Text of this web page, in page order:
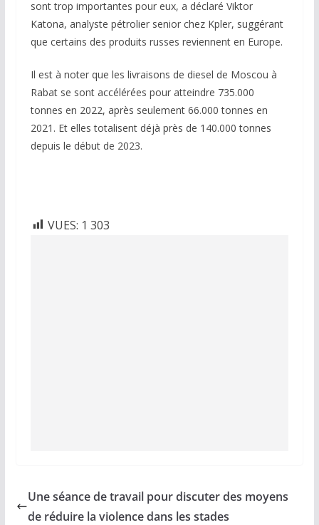
sont trop importantes pour eux, a déclaré Viktor
Katona, analyste pétrolier senior chez Kpler, suggérant
que certains des produits russes reviennent en Europe.
Il est à noter que les livraisons de diesel de Moscou à
Rabat se sont accélérées pour atteindre 735.000
tonnes en 2022, après seulement 66.000 tonnes en
2021. Et elles totalisent déjà près de 140.000 tonnes
depuis le début de 2023.
VUES: 1 303
Une séance de travail pour discuter des moyens
de réduire la violence dans les stades